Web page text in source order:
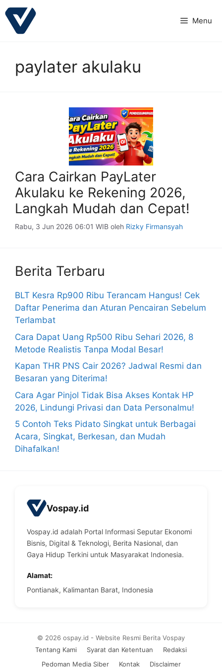
Langsung
ke
Menu
paylater akulaku
Cara Cairkan PayLater
Akulaku ke Rekening 2026,
Langkah Mudah dan Cepat!
Rabu, 3 Jun 2026 06:01 WIB oleh Rizky Firmansyah
Berita Terbaru
BLT Kesra Rp900 Ribu Terancam Hangus! Cek
Daftar Penerima dan Aturan Pencairan Sebelum
Terlambat
Cara Dapat Uang Rp500 Ribu Sehari 2026, 8
Metode Realistis Tanpa Modal Besar!
Kapan THR PNS Cair 2026? Jadwal Resmi dan
Besaran yang Diterima!
Cara Agar Pinjol Tidak Bisa Akses Kontak HP
2026, Lindungi Privasi dan Data Personalmu!
5 Contoh Teks Pidato Singkat untuk Berbagai
Acara, Singkat, Berkesan, dan Mudah
Dihafalkan!
Vospay.id
Vospay.id adalah Portal Informasi Seputar Ekonomi
Bisnis, Digital & Teknologi, Berita Nasional, dan
Gaya Hidup Terkini untuk Masyarakat Indonesia.
Alamat:
Pontianak, Kalimantan Barat, Indonesia
Tentang Kami Syarat dan Ketentuan
Redaksi
Pedoman Media Siber
Kontak Disclaimer
© 2026 ospay.id - Website Resmi Berita Vospay